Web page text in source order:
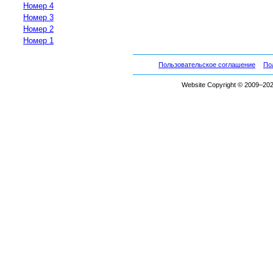
Номер 4
Номер 3
Номер 2
Номер 1
Пользовательское соглашение
Website Copyright ©